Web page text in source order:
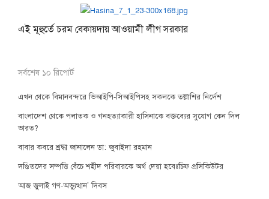
এই মূহুর্তে চরম বেকায়দায় আওয়ামী লীগ সরকার
সর্বশেষ ১০ রিপোর্ট
এখন থেকে বিমানবন্দরে ভিআইপি-সিআইপিসহ সকলকে তল্লাশির নির্দেশ
বাংলাদেশ থেকে পলাতক ও গনহত্যাকারী হাসিনাকে বক্তব্যের সুযোগ কেন দিল
ভারত?
বাবার কবরে শ্রদ্ধা জানালেন ডা: জুবাইদা রহমান
দণ্ডিতদের সম্পত্তি বেঁচে শহীদ পরিবারকে অর্থ দেয়া হবেঃচিফ প্রসিকিউটর
আজ জুলাই গণ-অভ্যুত্থান’ দিবস